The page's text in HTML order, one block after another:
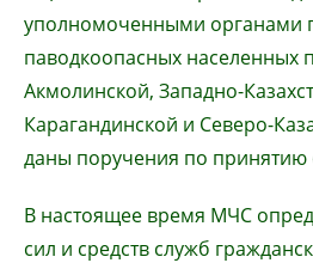
уполномоченными органами
паводкоопасных населенных
Акмолинской, Западно-
Карагандинской и Северо-
даны поручения по принятию
В настоящее время МЧС
сил и средств служб